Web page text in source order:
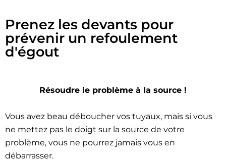
Prenez les devants pour
prévenir un refoulement
d'égout
Résoudre le problème à la source !
Vous avez beau déboucher vos tuyaux, mais si vous
ne mettez pas le doigt sur la source de votre
problème, vous ne pourrez jamais vous en
débarrasser.